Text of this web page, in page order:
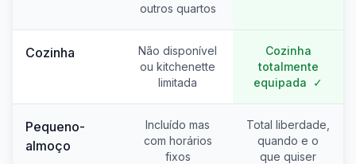
outros quartos
Cozinha
Não disponível
ou kitchenette
limitada
Cozinha
totalmente
equipada
✓
Pequeno-
almoço
Incluído mas
com horários
fixos
Total liberdade,
quando e o
que quiser